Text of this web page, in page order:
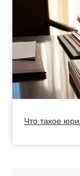
Что такое